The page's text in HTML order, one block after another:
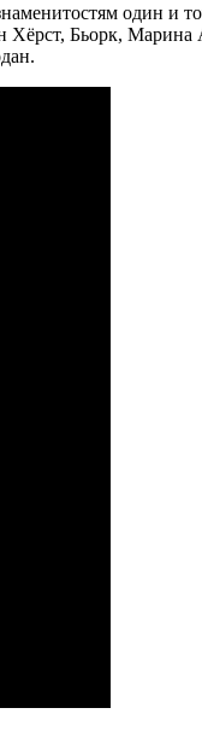
один и
Бьорк, Марина